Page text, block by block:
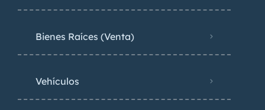
Bienes Raíces (Venta)
Vehículos